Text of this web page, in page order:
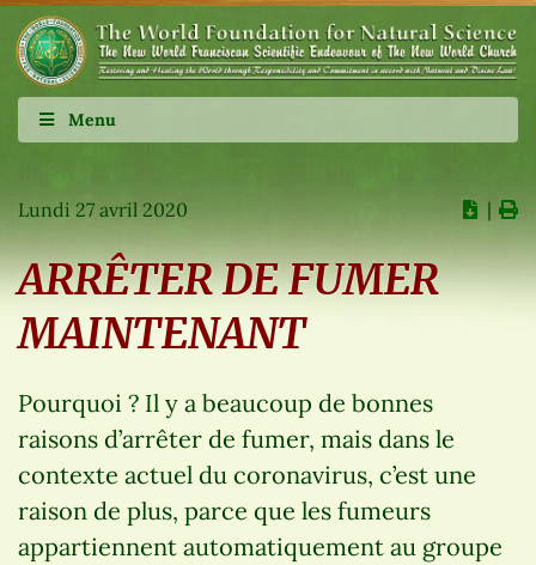
Menu
Lundi 27 avril 2020 ∣
ARRÊTER DE FUMER
MAINTENANT
Pourquoi ? Il y a beaucoup de bonnes
raisons d’arrêter de fumer, mais dans le
contexte actuel du coronavirus, c’est une
raison de plus, parce que les fumeurs
appartiennent automatiquement au groupe